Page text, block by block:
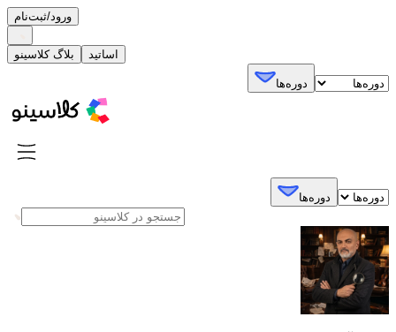
ورود/ثبت‌نام
بلاگ کلاسینو اساتید
دوره‌ها
دوره‌ها